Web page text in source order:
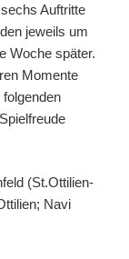
Auftritte
jeweils um
Woche später.
Momente
(St.Ottilien-
Navi